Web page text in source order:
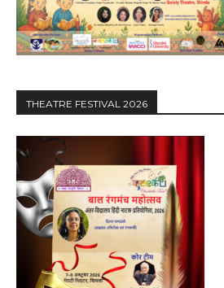
THEATRE FESTIVAL 2026